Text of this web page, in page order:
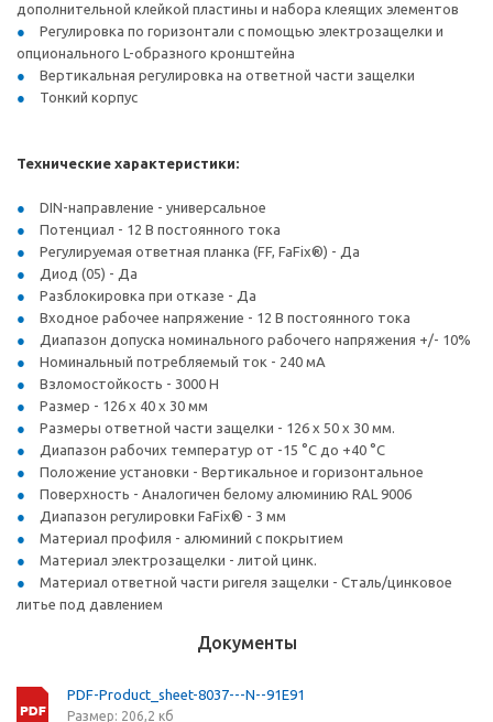
дополнительной клейкой пластины и набора клеящих элементов
Регулировка по горизонтали с помощью электрозащелки и
опционального L-образного кронштейна
Вертикальная регулировка на ответной части защелки
Тонкий корпус
Технические характеристики:
DIN-направление - универсальное
Потенциал - 12 В постоянного тока
Регулируемая ответная планка (FF, FaFix®) - Да
Диод (05) - Да
Разблокировка при отказе - Да
Входное рабочее напряжение - 12 В постоянного тока
Диапазон допуска номинального рабочего напряжения +/- 10%
Номинальный потребляемый ток - 240 мА
Взломостойкость - 3000 Н
Размер - 126 х 40 х 30 мм
Размеры ответной части защелки - 126 х 50 х 30 мм.
Диапазон рабочих температур от -15 °C до +40 °C
Положение установки - Вертикальное и горизонтальное
Поверхность - Аналогичен белому алюминию RAL 9006
Диапазон регулировки FaFix® - 3 мм
Материал профиля - алюминий с покрытием
Материал электрозащелки - литой цинк.
Материал ответной части ригеля защелки - Сталь/цинковое
литье под давлением
Документы
PDF-Product_sheet-8037---N--91E91
Размер: 206,2 кб